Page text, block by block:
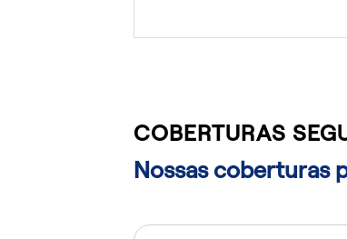
COBERTURAS
Nossas coberturas